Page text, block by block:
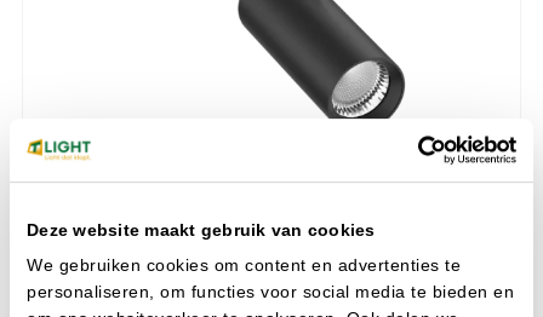
Deze website maakt gebruik van cookies
We gebruiken cookies om content en advertenties te
personaliseren, om functies voor social media te bieden en
Watt15 W
CRI90-100
AansluitingStroomrailadapter